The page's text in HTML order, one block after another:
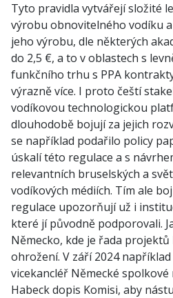
Tyto pravidla vytvářejí složité
výrobu obnovitelného vodíku
jeho výrobu, dle některých
do 2,5 €, a to v oblastech s
funkčního trhu s PPA
výrazně více. I proto čeští
vodíkovou technologickou
dlouhodobě bojují za jejich
se například podařilo policy
úskalí této regulace a s
relevantních bruselských a
vodíkových médiích. Tím ale
regulace upozorňují už i
které jí původně podporovali.
Německo, kde je řada
ohrožení. V září 2024
vicekancléř Německé
Habeck dopis Komisi, aby